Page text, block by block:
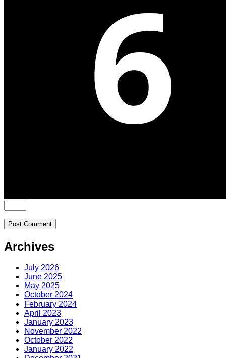
Archives
July 2026
June 2025
May 2025
October 2024
February 2024
April 2023
January 2023
November 2022
October 2022
January 2022